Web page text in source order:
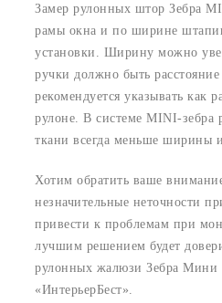
Замер рулонных штор Зебра
рамы окна и по ширине
установки. Ширину можно
ручки должно быть
рекомендуется указывать
рулоне. В системе MINI-зебра
ткани всегда меньше ширины
Хотим обратить ваше
незначительные неточности
привести к проблемам при
лучшим решением будет
рулонных жалюзи Зебра Мини
«ИнтерьерБест».